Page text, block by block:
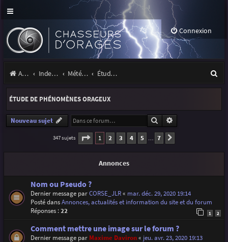
Connexion
Accueil Index du forum Météo et climatologie des orages Étude de phénomènes orageux
e
r
ÉTUDE DE PHÉNOMÈNES ORAGEUX
Nouveau sujet Rechercher
347 sujets Page 1sur
1 2 3 4 5 … 7
Annonces
Nom ou Pseudo ?
Dernier message parCORSE_JLR« mar. déc. 29, 2020 19:14
Posté dansAnnonces, actualités et information du site et du forum
Réponses :22 1 2
Comment mettre une image sur le forum ?
Dernier message par Maxime Daviron« jeu. avr. 23, 2020 19:13